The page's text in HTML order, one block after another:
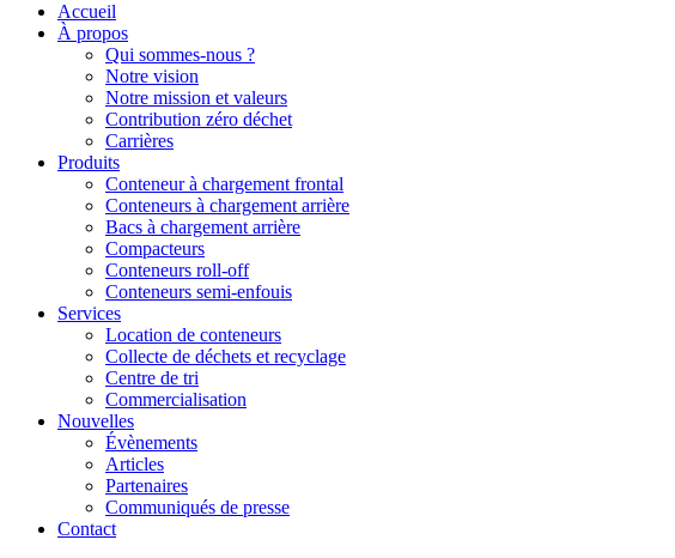
Accueil
À propos
Qui sommes-nous ?
Notre vision
Notre mission et valeurs
Contribution zéro déchet
Carrières
Produits
Conteneur à chargement frontal
Conteneurs à chargement arrière
Bacs à chargement arrière
Compacteurs
Conteneurs roll-off
Conteneurs semi-enfouis
Services
Location de conteneurs
Collecte de déchets et recyclage
Centre de tri
Commercialisation
Nouvelles
Évènements
Articles
Partenaires
Communiqués de presse
Contact